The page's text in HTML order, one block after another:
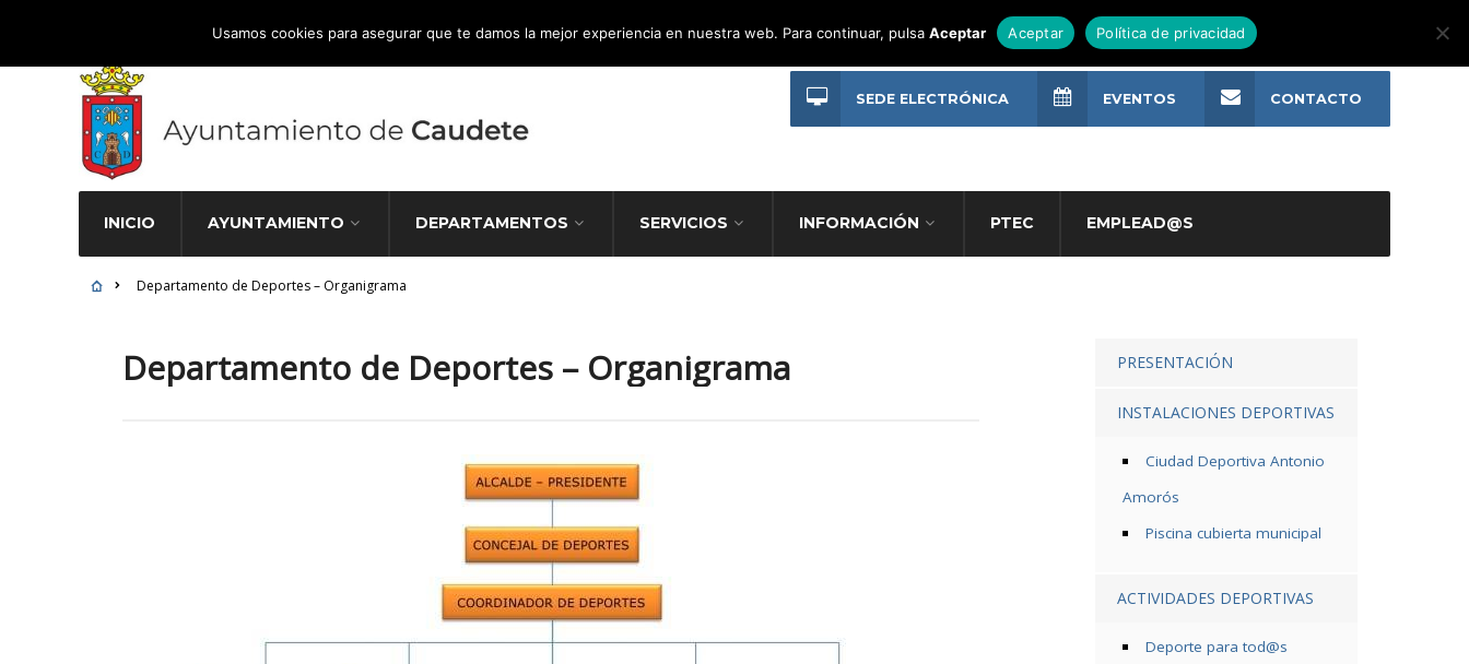
Atención Ciudadana 965 827 000
INICIO AYUNTAMIENTO DEPARTAMENTOS SERVICIOS INFORMACIÓN PTEC EMPLEAD@S
SEDE ELECTRÓNICA EVENTOS CONTACTO
Departamento de Deportes – Organigrama
Departamento de Deportes – Organigrama PRESENTACIÓN
INSTALACIONES DEPORTIVAS
Ciudad Deportiva Antonio
Amorós
Piscina cubierta municipal
ACTIVIDADES DEPORTIVAS
Deporte para tod@s
Usamos cookies para asegurar que te damos la mejor experiencia en nuestra web. Para continuar, pulsaAceptar Aceptar Política de privacidad